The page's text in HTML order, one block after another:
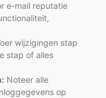
e-mail reputatie
wijzigingen stap
stap of alles
Noteer alle
op